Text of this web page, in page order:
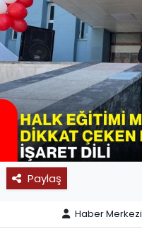
Paylaş
Haber Merkezi
SPOR
11:11 MANŞET